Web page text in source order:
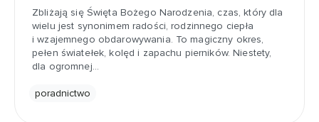
Zbliżają się Święta Bożego Narodzenia, czas, który dla
wielu jest synonimem radości, rodzinnego ciepła
i wzajemnego obdarowywania. To magiczny okres,
pełen światełek, kolęd i zapachu pierników. Niestety,
dla ogromnej…
poradnictwo